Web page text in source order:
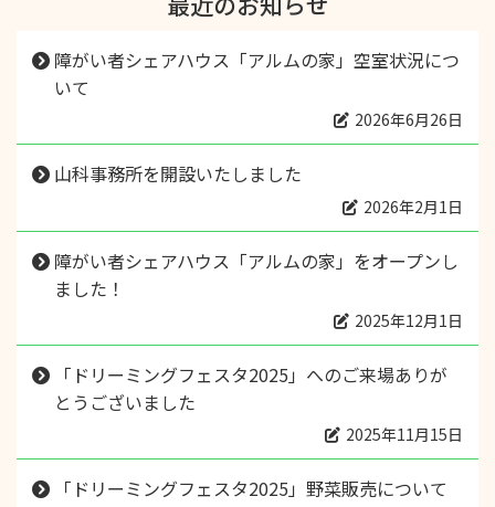
障がい者シェアハウス「アルムの家」空室状況につ
いて
2026年6月26日
山科事務所を開設いたしました
2026年2月1日
障がい者シェアハウス「アルムの家」をオープンし
ました！
2025年12月1日
「ドリーミングフェスタ2025」へのご来場ありが
とうございました
2025年11月15日
「ドリーミングフェスタ2025」野菜販売について